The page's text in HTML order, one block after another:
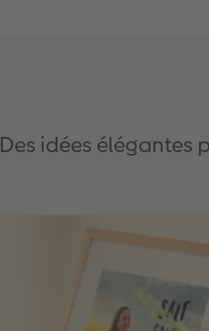
Des idées élégantes